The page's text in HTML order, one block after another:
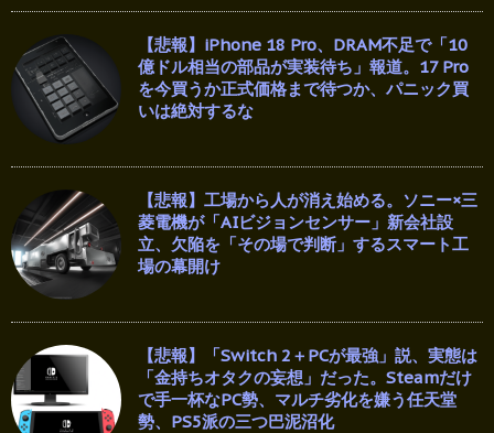
【悲報】iPhone 18 Pro、DRAM不足で「10
億ドル相当の部品が実装待ち」報道。17 Pro
を今買うか正式価格まで待つか、パニック買
いは絶対するな
【悲報】工場から人が消え始める。ソニー×三
菱電機が「AIビジョンセンサー」新会社設
立、欠陥を「その場で判断」するスマート工
場の幕開け
【悲報】「Switch 2＋PCが最強」説、実態は
「金持ちオタクの妄想」だった。Steamだけ
で手一杯なPC勢、マルチ劣化を嫌う任天堂
勢、PS5派の三つ巴泥沼化